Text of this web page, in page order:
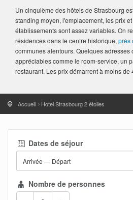
Un cinquième des hôtels de Strasbourg
standing moyen, l'emplacement, les prix
établissements sont assez variables. On
résidences dans le centre historique,près
communes alentours. Quelques adresses
appréciables comme le room-service, un
restaurant. Les prix démarrent à moins de
Accueil Hotel Strasbourg 2 étoiles
Dates de séjour
Arrivée — Départ
Nombre de personnes